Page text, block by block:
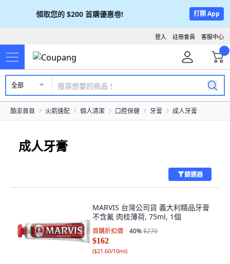
領取您的 $200 首購優惠卷! 打開 App
客服中心
註冊會員
登入
全部
酷澎首頁 火箭速配 個人清潔 口腔保健 牙膏 成人牙膏
成人牙膏
篩選器
MARVIS 台灣公司貨 義大利精品牙膏
不含氟 肉桂薄荷, 75ml, 1個
首購折扣價 40%$270
$162
($21.60/10ml)